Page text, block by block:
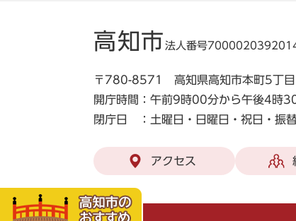
高知市 法人番号
〒780-8571 高知県高知市本町5丁
開庁時間：午前9時00分から午後4時
閉庁日 ：土曜日・日曜日・祝日・振
アクセス